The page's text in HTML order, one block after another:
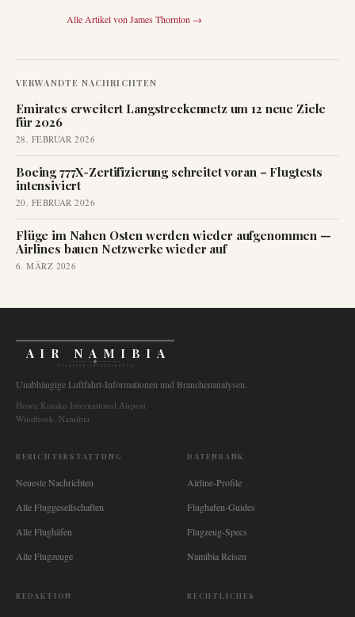
Alle Artikel von James Thornton →
VERWANDTE NACHRICHTEN
Emirates erweitert Langstreckennetz um 12 neue Ziele
für 2026
28. FEBRUAR 2026
Boeing 777X-Zertifizierung schreitet voran – Flugtests
intensiviert
20. FEBRUAR 2026
Flüge im Nahen Osten werden wieder aufgenommen —
Airlines bauen Netzwerke wieder auf
6. MÄRZ 2026
AIR NAMIBIA
AVIATION INTELLIGENCE
Unabhängige Luftfahrt-Informationen und Branchenanalysen.
Hosea Kutako International Airport
Windhoek, Namibia
BERICHTERSTATTUNG
Neueste Nachrichten
Alle Fluggesellschaften
Alle Flughäfen
Alle Flugzeuge
DATENBANK
Airline-Profile
Flughafen-Guides
Flugzeug-Specs
Namibia Reisen
REDAKTION RECHTLICHES